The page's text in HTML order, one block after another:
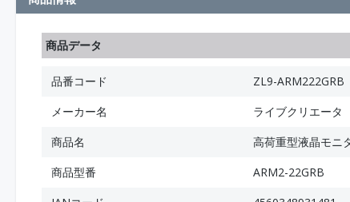
商品データ
品番コード
ZL9-ARM222GRB
メーカー名
ライブクリエータ
商品名
高荷重型液晶モニ
商品型番
ARM2-22GRB